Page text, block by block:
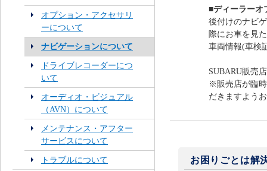
オプション・アクセサリ
ーについて
ナビゲーションについて
ドライブレコーダーにつ
いて
オーディオ・ビジュアル
（AVN）について
メンテナンス・アフター
サービスについて
トラブルについて
■ディーラーオ
後付けのナビ
際にお車を見
車両情報(車検
SUBARU販売
※販売店が臨
だきますよう
お困りごとは解